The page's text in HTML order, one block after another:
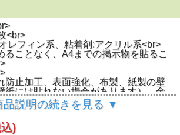
<br>
レフィン系、粘着剤:アクリル系<br>
ることなく、A4までの掲示物を貼るこ
防止加工、表面強化、布製、紙製の壁
紙には貼れない場合があります）、金
リプロピレン、 ポリエチレンを除く)
ズ：A4まで。<br>
説明の続きを見る ▼
)